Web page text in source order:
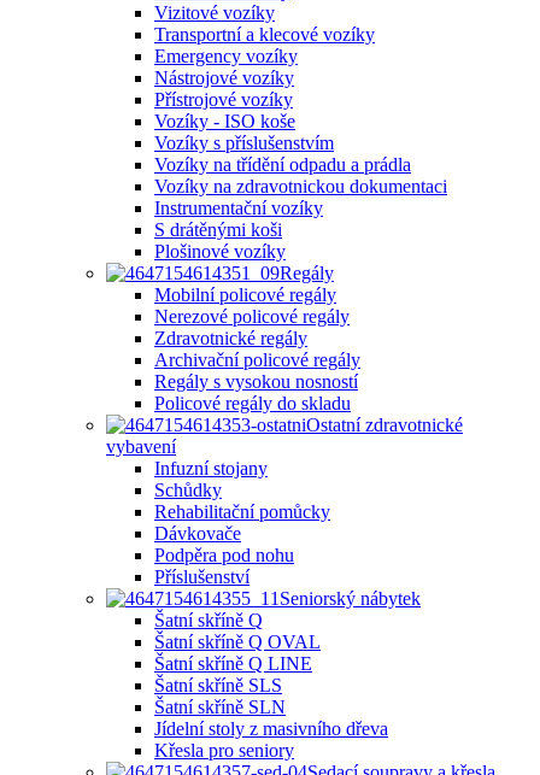
Vizitové vozíky
Transportní a klecové vozíky
Emergency vozíky
Nástrojové vozíky
Přístrojové vozíky
Vozíky - ISO koše
Vozíky s příslušenstvím
Vozíky na třídění odpadu a prádla
Vozíky na zdravotnickou dokumentaci
Instrumentační vozíky
S drátěnými koši
Plošinové vozíky
Regály
Mobilní policové regály
Nerezové policové regály
Zdravotnické regály
Archivační policové regály
Regály s vysokou nosností
Policové regály do skladu
Ostatní zdravotnické
vybavení
Infuzní stojany
Schůdky
Rehabilitační pomůcky
Dávkovače
Podpěra pod nohu
Příslušenství
Seniorský nábytek
Šatní skříně Q
Šatní skříně Q OVAL
Šatní skříně Q LINE
Šatní skříně SLS
Šatní skříně SLN
Jídelní stoly z masivního dřeva
Křesla pro seniory